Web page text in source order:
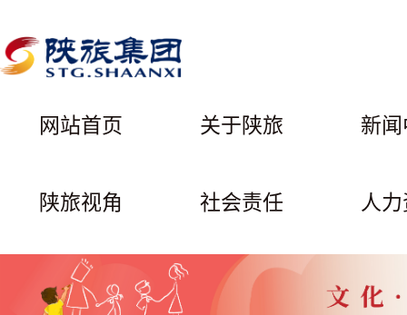
网站首页 关于陕旅 新
陕旅视角 社会责任 人